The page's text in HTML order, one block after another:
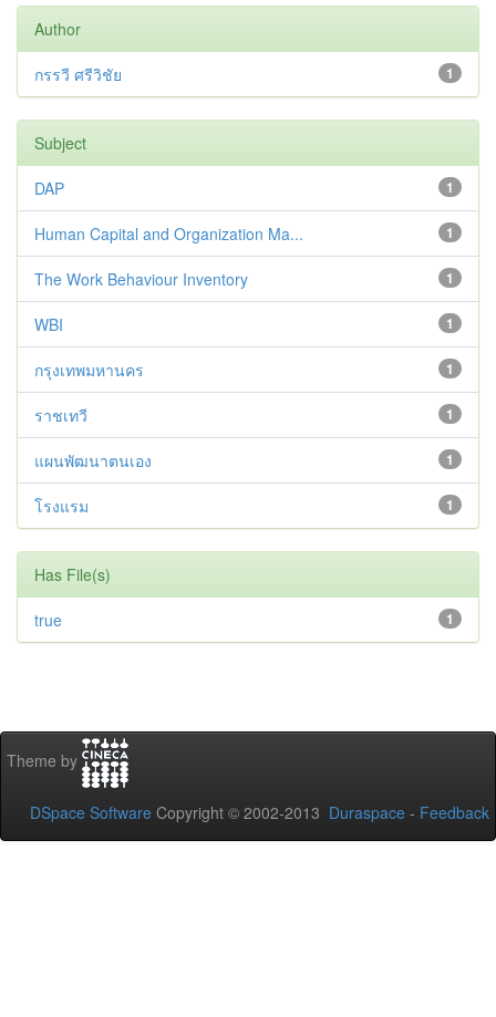
Author
1
กรรวี ศรีวิชัย
Subject
1
DAP
1
Human Capital and Organization Ma...
1
The Work Behaviour Inventory
1
WBI
1
กรุงเทพมหานคร
1
ราชเทวี
1
แผนพัฒนาตนเอง
1
โรงแรม
Has File(s)
1
true
Theme by
DSpace Software Copyright © 2002-2013 Duraspace - Feedback